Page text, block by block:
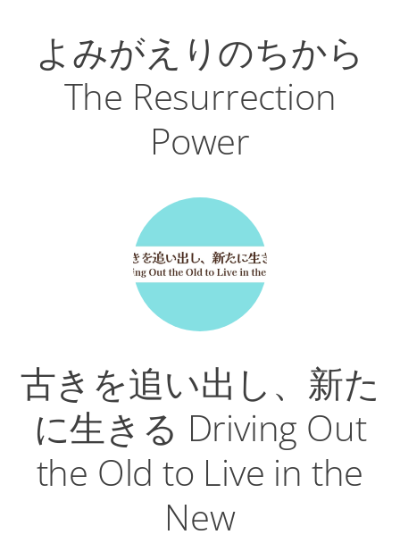
よみがえりのちから
The Resurrection
Power
古きを追い出し、新た
に生きる Driving Out
the Old to Live in the
New